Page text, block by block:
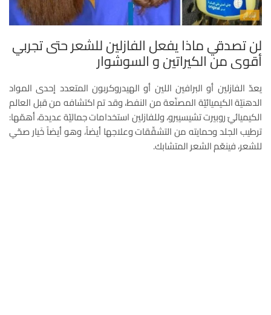
لن تصدقي ماذا يفعل الفازلين للشعر حتى تجربي
أقوى من الكيراتين و السوشوار
يعدّ الفازلين أو البرافين اللين أو الهيدروكربون المتعدد إحدى المواد
الدهنيّة الكيميائيّة المصنّعة من النفط، وقد تم اكتشافه من قبل العالم
الكيميائيّ روبيرت تشيسيبرو، وللفازلين استخدامات جماليّة عديدة، أهمّها:
ترطيب الجلد وحمايته من التشقّقات وعلاجها أيضاً، وهو أيضاً خَيار صحّي
للشعر، فينعّم الشعر المتشابك.